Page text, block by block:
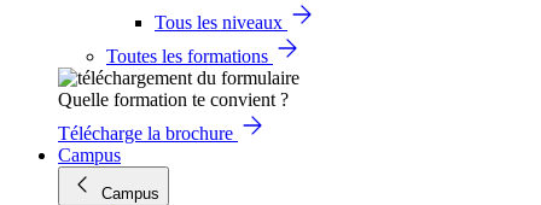
Tous les niveaux
Toutes les formations
Quelle formation te convient ?
Télécharge la brochure
Campus
Campus